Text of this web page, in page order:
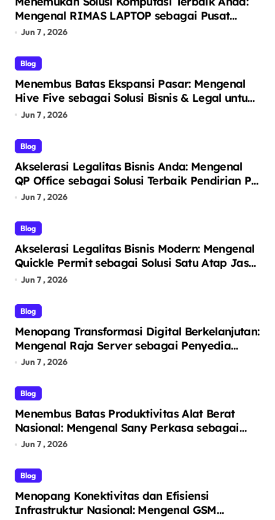
Mengenal RIMAS LAPTOP sebagai Pusat
Ekosistem Laptop Terintegrasi
Jun 7 , 2026
Blog
Menembus Batas Ekspansi Pasar: Mengenal
Hive Five sebagai Solusi Bisnis & Legal untuk
Segala Kebutuhan Anda
Jun 7 , 2026
Blog
Akselerasi Legalitas Bisnis Anda: Mengenal
QP Office sebagai Solusi Terbaik Pendirian PT
Perorangan dan Virtual Office Prestigius
Jun 7 , 2026
Blog
Akselerasi Legalitas Bisnis Modern: Mengenal
Quickle Permit sebagai Solusi Satu Atap Jasa
Pendirian PT dan Virtual Office
Jun 7 , 2026
Blog
Menopang Transformasi Digital Berkelanjutan:
Mengenal Raja Server sebagai Penyedia
Solusi Infrastruktur TI Terintegrasi
Jun 7 , 2026
Blog
Menembus Batas Produktivitas Alat Berat
Nasional: Mengenal Sany Perkasa sebagai
Pelopor Solusi Ekskavator Tangguh melalui
Jun 7 , 2026
Blog
Menopang Konektivitas dan Efisiensi
Infrastruktur Nasional: Mengenal GSM